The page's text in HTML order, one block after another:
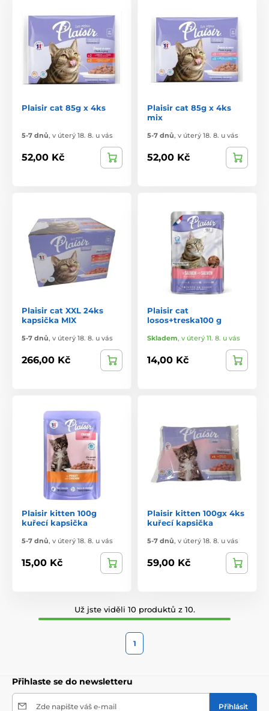
Plaisir cat 85g x 4ks
5-7 dnů, v úterý 18. 8. u vás
52,00 Kč
Plaisir cat 85g x 4ks
mix
5-7 dnů, v úterý 18. 8. u vás
52,00 Kč
Plaisir cat XXL 24ks
kapsička MIX
5-7 dnů, v úterý 18. 8. u vás
266,00 Kč
Plaisir cat
losos+treska100 g
Skladem, v úterý 11. 8. u vás
14,00 Kč
Plaisir kitten 100g
kuřecí kapsička
5-7 dnů, v úterý 18. 8. u vás
15,00 Kč
Plaisir kitten 100gx 4ks
kuřecí kapsička
5-7 dnů, v úterý 18. 8. u vás
59,00 Kč
Už jste viděli 10 produktů z 10.
1
Přihlaste se do newsletteru
Zde napište váš e-mail Přihlásit